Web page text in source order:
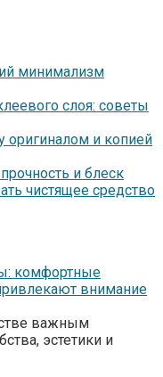
минимализм
слоя: советы
и копией
и блеск
чистящее средство
комфортные
внимание
важным
эстетики и